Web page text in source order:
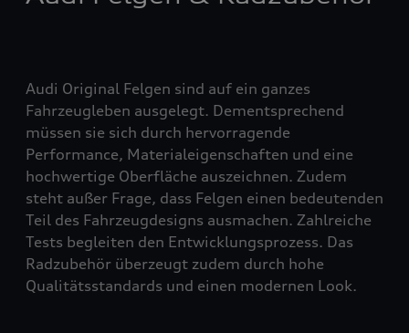
Audi Original Felgen sind auf ein ganzes
Fahrzeugleben ausgelegt. Dementsprechend
müssen sie sich durch hervorragende
Performance, Materialeigenschaften und eine
hochwertige Oberfläche auszeichnen. Zudem
steht außer Frage, dass Felgen einen bedeutenden
Teil des Fahrzeugdesigns ausmachen. Zahlreiche
Tests begleiten den Entwicklungsprozess. Das
Radzubehör überzeugt zudem durch hohe
Qualitätsstandards und einen modernen Look.